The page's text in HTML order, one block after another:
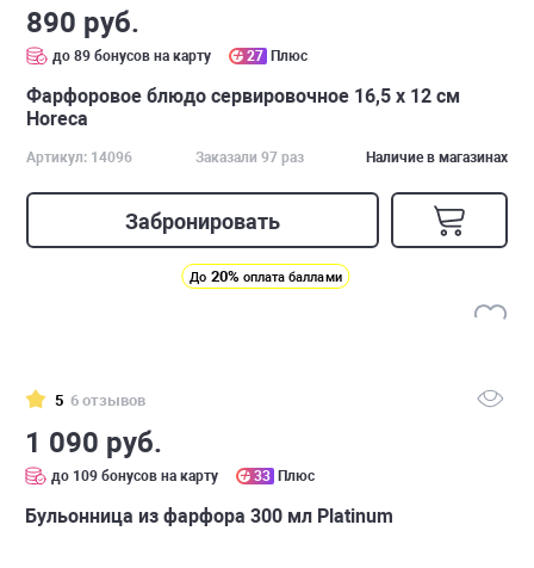
890 руб.
до 89 бонусов на карту 27 Плюс
Фарфоровое блюдо сервировочное 16,5 х 12 см
Horeca
Артикул: 14096 Заказали 97 раз Наличие в магазинах
Забронировать
До 20% оплата баллами
5 6 отзывов
1 090 руб.
до 109 бонусов на карту 33 Плюс
Бульонница из фарфора 300 мл Platinum